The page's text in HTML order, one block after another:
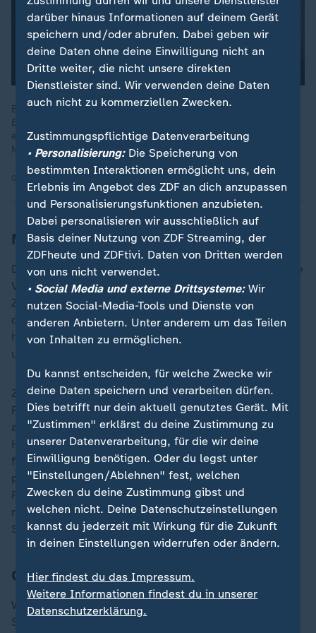
Ein deutscher Rettungssanitäter und Einsatzleiter war für eine
Berliner Hilfsorganisation in Gaza, um dort Schwerverletzte zu
evakuieren. Was hat er dort erlebt und wie konnte er den
Menschen dort helfen?
Minister: Situation in Gaza unerträglich
Der CDU-Politiker forderte "einen Einstieg in ernsthafte
Verhandlungen über einen Waffenstillstand mit dem
Ziel der Freilassung aller Geiseln und der Versorgung
der Menschen in Gaza". Er wies darauf hin, dass die
humanitäre Situation imGazastreifen
unerträglich geworden ist".
Zudem bräuchten auch im Westjordanland "die
Palästinenserinnen und Palästinenser eine Perspektive
auf eine politische und wirtschaftliche Zukunft - damit
Hass und Extremismus nicht weiter fruchtbaren Boden
finden", verlangte der Außenminister. "Wie wir die
palästinensische Behörde bei dringend notwendigen
Reformen unterstützen können, wird genauso Thema
meiner Gespräche sein wie der israelische
Siedlungsbau."
Gespräche mit Netanjahu und Saar
Wadephul will laut Auswärtigem Amt in Israel am
Sonntag politische Gespräche mit Außenminister
darüber hinaus Informationen auf deinem Gerät
speichern und/oder abrufen. Dabei geben wir
deine Daten ohne deine Einwilligung nicht an
Dritte weiter, die nicht unsere direkten
Dienstleister sind. Wir verwenden deine Daten
auch nicht zu kommerziellen Zwecken.
Zustimmungspflichtige Datenverarbeitung
• Personalisierung:Die Speicherung von
bestimmten Interaktionen ermöglicht uns, dein
Erlebnis im Angebot des ZDF an dich anzupassen
und Personalisierungsfunktionen anzubieten.
Dabei personalisieren wir ausschließlich auf
Basis deiner Nutzung von ZDF Streaming, der
ZDFheute und ZDFtivi. Daten von Dritten werden
von uns nicht verwendet.
• Social Media und externe Drittsysteme:Wir
nutzen Social-Media-Tools und Dienste von
anderen Anbietern. Unter anderem um das Teilen
von Inhalten zu ermöglichen.
Du kannst entscheiden, für welche Zwecke wir
deine Daten speichern und verarbeiten dürfen.
Dies betrifft nur dein aktuell genutztes Gerät. Mit
"Zustimmen" erklärst du deine Zustimmung zu
unserer Datenverarbeitung, für die wir deine
Einwilligung benötigen. Oder du legst unter
"Einstellungen/Ablehnen" fest, welchen
Zwecken du deine Zustimmung gibst und
welchen nicht. Deine Datenschutzeinstellungen
kannst du jederzeit mit Wirkung für die Zukunft
in deinen Einstellungen widerrufen oder ändern.
Hier findest du das Impressum.
Weitere Informationen findest du in unserer
Datenschutzerklärung.